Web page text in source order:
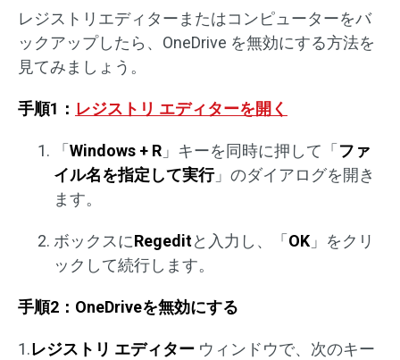
レジストリエディターまたはコンピューターをバ
ックアップしたら、OneDrive を無効にする方法を
見てみましょう。
手順1： レジストリ エディターを開く
「 Windows + R 」キーを同時に押して「 ファ
イル名を指定して実行」のダイアログを開き
ます。
ボックスにRegeditと入力し、「 OK 」をクリ
ックして続行します。
手順2：OneDriveを無効にする
1.レジストリ エディター ウィンドウで、次のキー